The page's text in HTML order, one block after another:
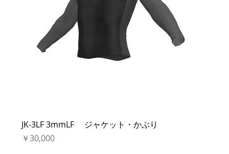
JK-3LF 3mmLF ジャケット・かぶり
価格
￥30,000